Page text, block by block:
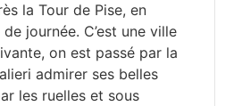
la Tour de Pise, en
journée. C’est une ville
on est passé par la
admirer ses belles
les ruelles et sous